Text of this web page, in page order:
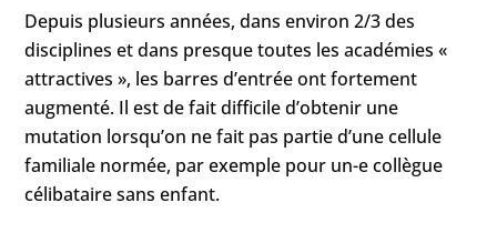
Depuis plusieurs années, dans environ 2/3 des
disciplines et dans presque toutes les académies «
attractives », les barres d’entrée ont fortement
augmenté. Il est de fait difficile d’obtenir une
mutation lorsqu’on ne fait pas partie d’une cellule
familiale normée, par exemple pour un-e collègue
célibataire sans enfant.